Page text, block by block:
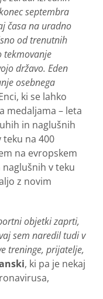
septembra
časa na uradno
od trenutnih
tekmovanje
državo. Eden
osebnega
ki se lahko
medaljama – leta
in naglušnih
na 400
na evropskem
v teku
z novim
objetki zaprti,
sem naredil tudi v
treninge, prijatelje,
, ki pa je nekaj